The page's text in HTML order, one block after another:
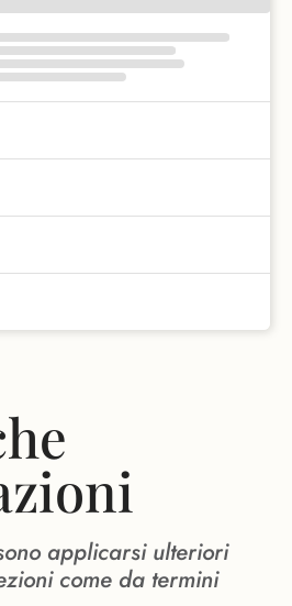
applicarsi ulteriori
come da termini